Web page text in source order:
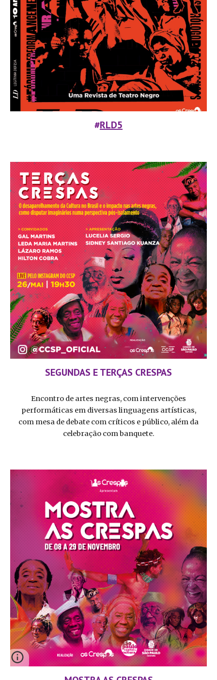
#RLD5
SEGUNDAS E TERÇAS CRESPAS
Encontro de artes negras, com intervenções
performáticas em diversas linguagens artísticas,
com mesa de debate com críticos e público, além da
celebração com banquete.